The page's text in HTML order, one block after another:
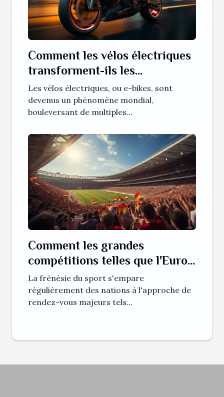
Comment les vélos électriques
transforment-ils les
compétitions de cyclisme sur
route ?
Les vélos électriques, ou e-bikes, sont
devenus un phénomène mondial,
bouleversant de multiples...
Comment les grandes
compétitions telles que l'Euro
2024 stimulent le tourisme
sportif
La frénésie du sport s'empare
régulièrement des nations à l'approche de
rendez-vous majeurs tels...